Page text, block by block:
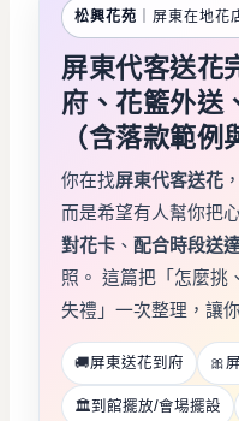
松興花苑 ｜屏東在地花
屏東代客送花
府、花籃外送
（含落款範例
你在找屏東代客送花
而是希望有人幫你把
對花卡 、配合時段送
照。 這篇把「怎麼挑
失禮」一次整理，讓
🚚屏東送花到府 🎀
🏛️到館擺放/會場擺設